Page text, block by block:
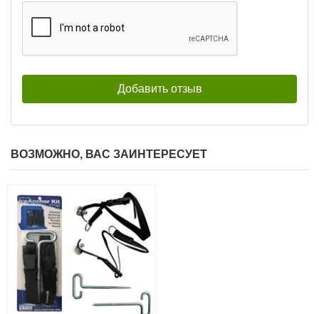
ВОЗМОЖНО, ВАС ЗАИНТЕРЕСУЕТ